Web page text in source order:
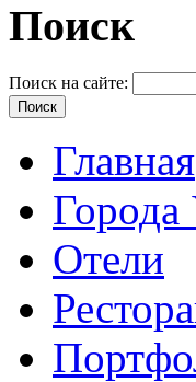
Поиск
Поиск на сайте:
Главная
Отели